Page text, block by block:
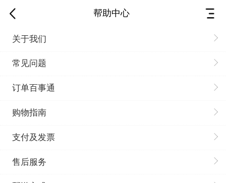
帮助中心
关于我们
常见问题
订单百事通
购物指南
支付及发票
售后服务